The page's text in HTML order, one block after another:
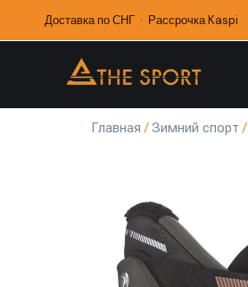
Доставка по СНГ · Рассрочка Kaspi
Главная /Зимний спорт /